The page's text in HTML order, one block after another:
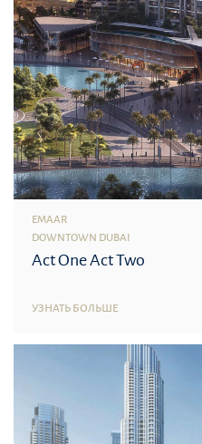
EMAAR
DOWNTOWN DUBAI
Act One Act Two
УЗНАТЬ БОЛЬШЕ